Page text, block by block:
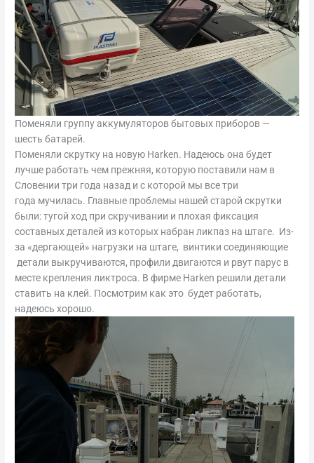
Поменяли группу аккумуляторов бытовых приборов —
шесть батарей.
Поменяли скрутку на новую Harken. Надеюсь она будет
лучше работать чем прежняя, которую поставили нам в
Словении три года назад и с которой мы все три
года мучилась. Главные проблемы нашей старой скрутки
были: тугой ход при скручивании и плохая фиксация
составных деталей из которых набран ликпаз на штаге. Из-
за «дергающей» нагрузки на штаге, винтики соединяющие
детали выкручиваются, профили двигаются и рвут парус в
месте крепления ликтроса. В фирме Harken решили детали
ставить на клей. Посмотрим как это будет работать,
надеюсь хорошо.